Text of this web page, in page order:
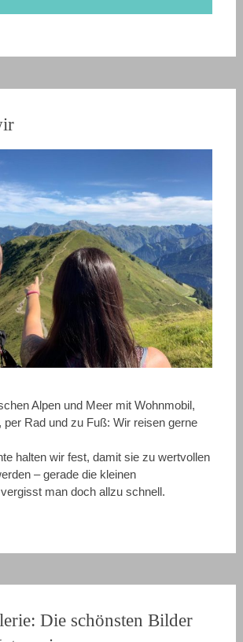
Alpen und Meer mit Wohnmobil,
per Rad und zu Fuß: Wir reisen gerne
halten wir fest, damit sie zu wertvollen
– gerade die kleinen
man doch allzu schnell.
Die schönsten Bilder